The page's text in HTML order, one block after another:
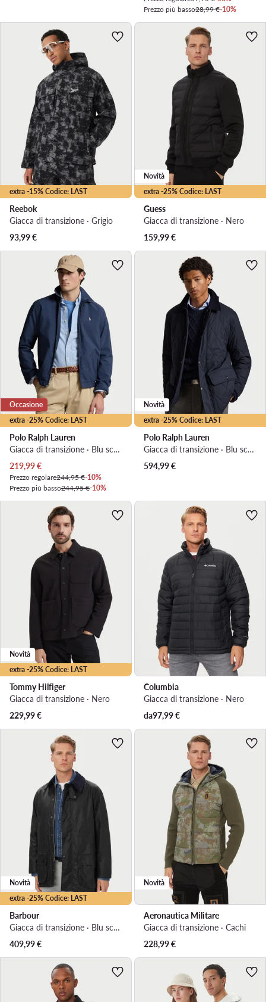
Prezzo più basso28,99 €-10%
extra -15% Codice: LAST
Reebok
Giacca di transizione · Grigio
93,99€
extra -25% Codice: LAST
Novità
Guess
Giacca di transizione · Nero
159,99€
extra -25% Codice: LAST
Occasione
Polo Ralph Lauren
Giacca di transizione · Blu scuro
Prezzo attuale
219,99€
Prezzo regolare244,95 €-10%
Prezzo più basso244,95 €-10%
extra -25% Codice: LAST
Novità
Polo Ralph Lauren
Giacca di transizione · Blu scuro
594,99€
extra -25% Codice: LAST
Novità
Tommy Hilfiger
Giacca di transizione · Nero
229,99€
Columbia
Giacca di transizione · Nero
da97,99€
extra -25% Codice: LAST
Novità
Barbour
Giacca di transizione · Blu scuro
409,99€
Novità
Aeronautica Militare
Giacca di transizione · Cachi
228,99€